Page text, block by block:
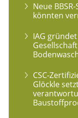
Neue
könnten
IAG
CSC-
Glöckle